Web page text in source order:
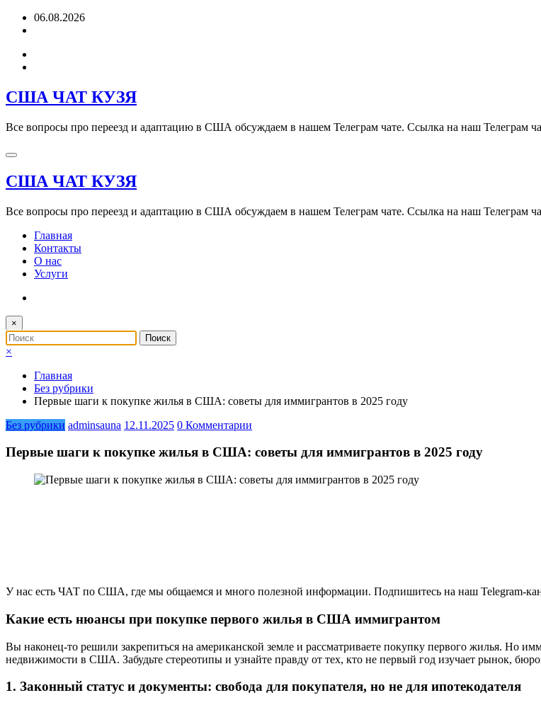
Перейти06.08.2026
США ЧАТ КУЗЯ
Все вопросы про переезд и адаптацию в США обсуждаем в нашем Телеграм чате. Ссылка на наш Телеграм
США ЧАТ КУЗЯ
Все вопросы про переезд и адаптацию в США обсуждаем в нашем Телеграм чате. Ссылка на наш Телеграм
Главная
Контакты
О нас
Услуги
×
×
Главная
Без рубрики
Первые шаги к покупке жилья в США: советы для иммигрантов в 2025 году
Без рубрики adminsauna 12.11.2025 0 Комментарии
Первые шаги к покупке жилья в США: советы для иммигрантов в 2025 году
У нас есть ЧАТ по США, где мы общаемся и много полезной информации. Подпишитесь на наш Telegram-
Какие есть нюансы при покупке первого жилья в США иммигрантом
Вы наконец-то решили закрепиться на американской земле и рассматриваете покупку первого жилья. Но
недвижимости в США. Забудьте стереотипы и узнайте правду от тех, кто не первый год изучает рынок,
1. Законный статус и документы: свобода для покупателя, но не для ипотекодателя